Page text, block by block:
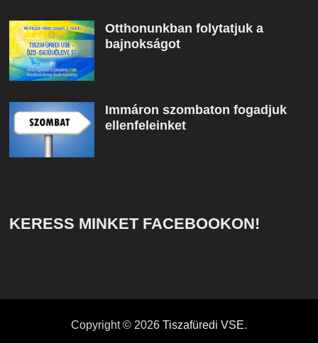
Otthonunkban folytatjuk a
bajnokságot
Immáron szombaton fogadjuk
ellenfeleinket
KERESS MINKET FACEBOOKON!
Copyright © 2026 Tiszafüredi VSE.